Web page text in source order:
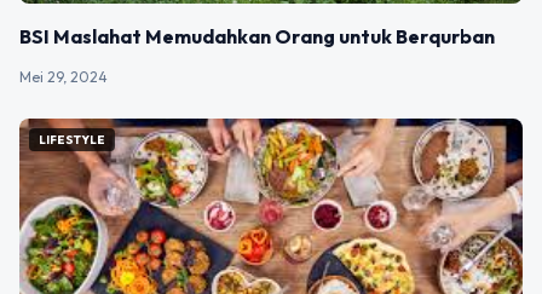
BSI Maslahat Memudahkan Orang untuk Berqurban
Mei 29, 2024
LIFESTYLE